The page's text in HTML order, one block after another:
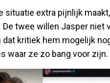
situatie extra pijnlijk
De twee willen Jasper
dat kritiek hem mogelijk
waar ze zo bang voor zijn.